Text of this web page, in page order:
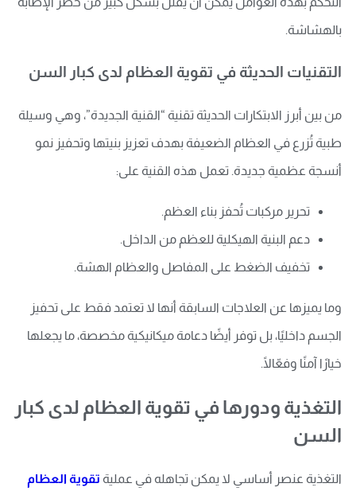
بالهشاشة.
التقنيات الحديثة في تقوية العظام لدى كبار السن
من بين أبرز الابتكارات الحديثة تقنية “القنية الجديدة”، وهي وسيلة
طبية تُزرع في العظام الضعيفة بهدف تعزيز بنيتها وتحفيز نمو
أنسجة عظمية جديدة. تعمل هذه القنية على:
تحرير مركبات تُحفز بناء العظم.
دعم البنية الهيكلية للعظم من الداخل.
تخفيف الضغط على المفاصل والعظام الهشة.
وما يميزها عن العلاجات السابقة أنها لا تعتمد فقط على تحفيز
الجسم داخليًا، بل توفر أيضًا دعامة ميكانيكية مخصصة، ما يجعلها
خيارًا آمنًا وفعّالًا.
التغذية ودورها في تقوية العظام لدى كبار
السن
التغذية عنصر أساسي لا يمكن تجاهله في عملية تقوية العظام